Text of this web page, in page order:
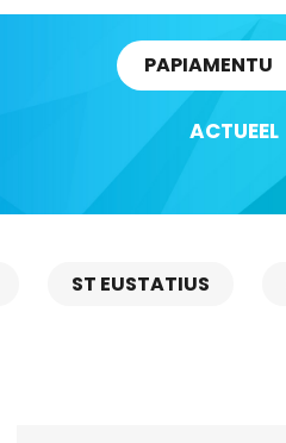
PAPIAMENTU
ACTUEEL
ST EUSTATIUS